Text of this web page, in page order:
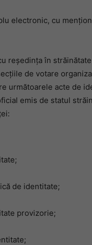
electronic, cu
reședința în
de votare
următoarele acte de
emis de statul
de identitate;
provizorie;